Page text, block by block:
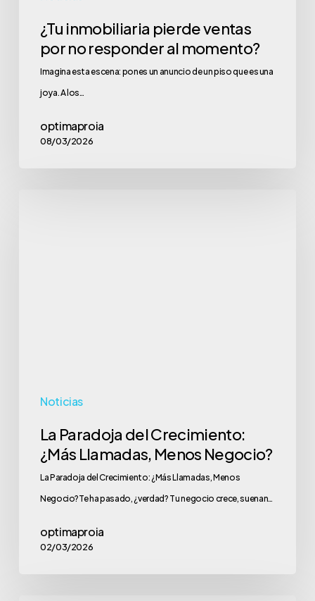
¿Tu inmobiliaria pierde ventas
por no responder al momento?
Imagina esta escena: pones un anuncio de un piso que es una
joya. A los…
optimaproia
08/03/2026
Noticias
La Paradoja del Crecimiento:
¿Más Llamadas, Menos Negocio?
La Paradoja del Crecimiento: ¿Más Llamadas, Menos
Negocio?Te ha pasado, ¿verdad? Tu negocio crece, suenan…
optimaproia
02/03/2026